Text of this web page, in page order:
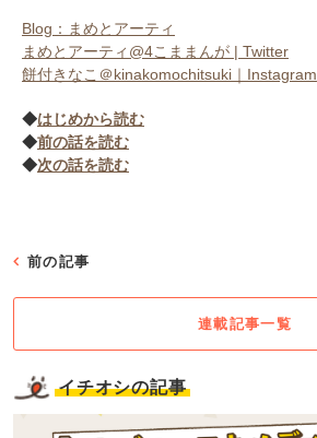
Blog：まめとアーティ
まめとアーティ@4こままんが | Twitter
餅付きなこ＠kinakomochitsuki｜Instagram
◆はじめから読む
◆前の話を読む
◆次の話を読む
前の記事
連載記事一覧
イチオシの記事